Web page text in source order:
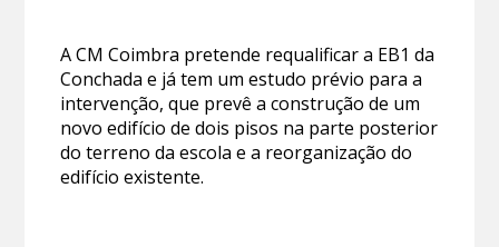
A CM Coimbra pretende requalificar a EB1 da
Conchada e já tem um estudo prévio para a
intervenção, que prevê a construção de um
novo edifício de dois pisos na parte posterior
do terreno da escola e a reorganização do
edifício existente.